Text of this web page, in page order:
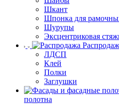
Шкант
Шпонка для
Шурупы
Эксцентриковая
ЛДСП
Клей
Полки
Заглушки
полотна